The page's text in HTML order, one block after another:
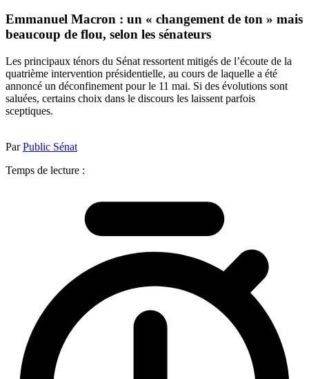
Emmanuel Macron : un « changement de ton » mais
beaucoup de flou, selon les sénateurs
Les principaux ténors du Sénat ressortent mitigés de l’écoute de la
quatrième intervention présidentielle, au cours de laquelle a été
annoncé un déconfinement pour le 11 mai. Si des évolutions sont
saluées, certains choix dans le discours les laissent parfois
sceptiques.
ParPublic Sénat
Temps de lecture :